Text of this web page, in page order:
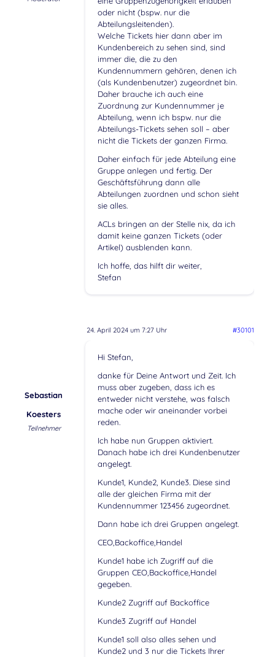
oder nicht (bspw. nur die
Abteilungsleitenden).
Welche Tickets hier dann aber im
Kundenbereich zu sehen sind, sind
immer die, die zu den
Kundennummern gehören, denen ich
(als Kundenbenutzer) zugeordnet bin.
Daher brauche ich auch eine
Zuordnung zur Kundennummer je
Abteilung, wenn ich bspw. nur die
Abteilungs-Tickets sehen soll – aber
nicht die Tickets der ganzen Firma.
Daher einfach für jede Abteilung eine
Gruppe anlegen und fertig. Der
Geschäftsführung dann alle
Abteilungen zuordnen und schon sieht
sie alles.
ACLs bringen an der Stelle nix, da ich
damit keine ganzen Tickets (oder
Artikel) ausblenden kann.
Ich hoffe, das hilft dir weiter,
Stefan
24. April 2024 um 7:27 Uhr #30101
Sebastian
Koesters
Teilnehmer
Hi Stefan,
danke für Deine Antwort und Zeit. Ich
muss aber zugeben, dass ich es
entweder nicht verstehe, was falsch
mache oder wir aneinander vorbei
reden.
Ich habe nun Gruppen aktiviert.
Danach habe ich drei Kundenbenutzer
angelegt.
Kunde1, Kunde2, Kunde3. Diese sind
alle der gleichen Firma mit der
Kundennummer 123456 zugeordnet.
Dann habe ich drei Gruppen angelegt.
CEO,Backoffice,Handel
Kunde1 habe ich Zugriff auf die
Gruppen CEO,Backoffice,Handel
gegeben.
Kunde2 Zugriff auf Backoffice
Kunde3 Zugriff auf Handel
Kunde1 soll also alles sehen und
Kunde2 und 3 nur die Tickets Ihrer